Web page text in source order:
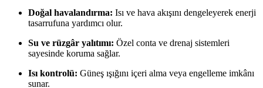
Doğal havalandırma: Isı ve hava akışını dengeleyerek enerji
tasarrufuna yardımcı olur.
Su ve rüzgâr yalıtımı: Özel conta ve drenaj sistemleri
sayesinde koruma sağlar.
Isı kontrolü: Güneş ışığını içeri alma veya engelleme imkânı
sunar.